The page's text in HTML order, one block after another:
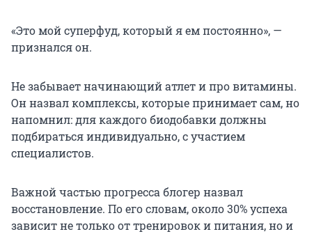
«Это мой суперфуд, который я ем постоянно», —
признался он.
Не забывает начинающий атлет и про витамины.
Он назвал комплексы, которые принимает сам, но
напомнил: для каждого биодобавки должны
подбираться индивидуально, с участием
специалистов.
Важной частью прогресса блогер назвал
восстановление. По его словам, около 30% успеха
зависит не только от тренировок и питания, но и